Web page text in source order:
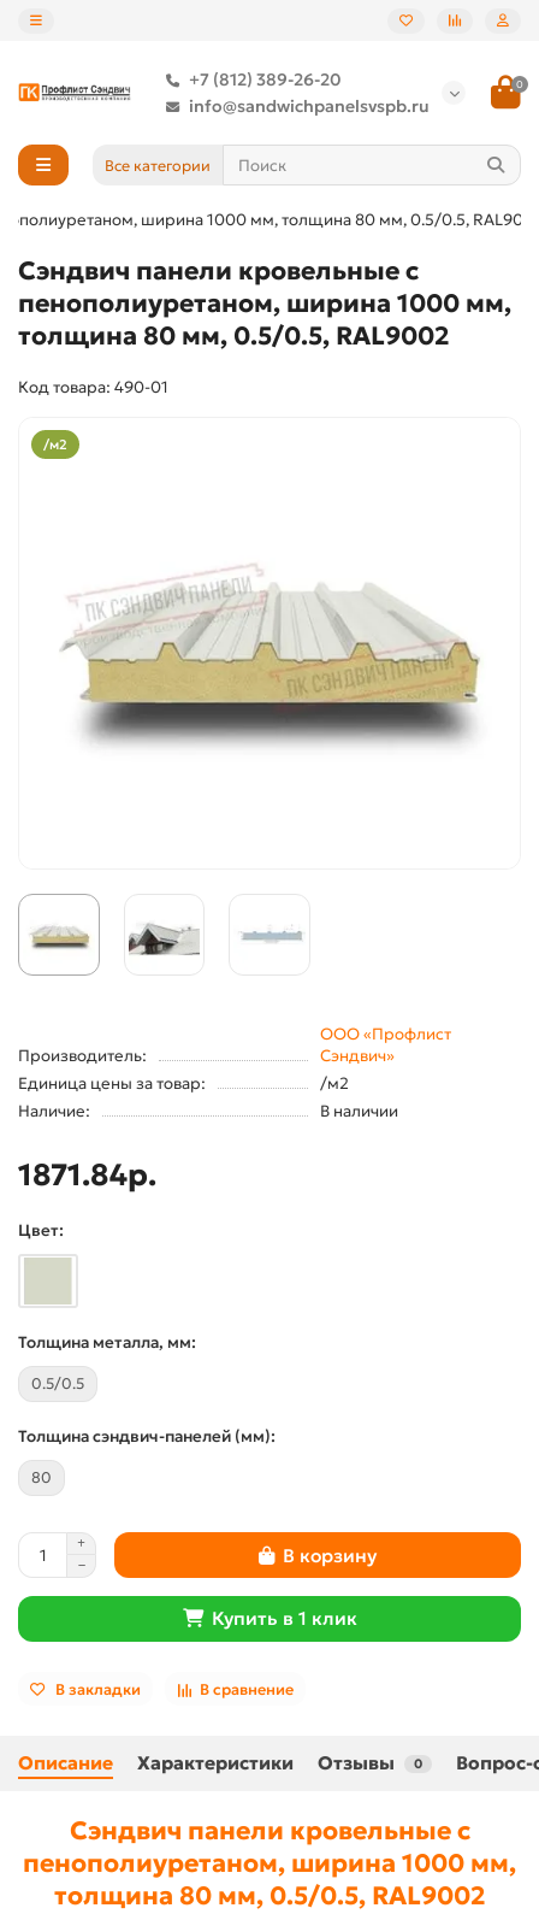
+7 (812) 389-26-20
info@sandwichpanelsvspb.ru
0
Все категории
ширина 1000 мм, толщина 80 мм, 0.5/0.5,
Сэндвич панели кровельные с
пенополиуретаном, ширина 1000 мм,
толщина 80 мм, 0.5/0.5, RAL9002
Код товара: 490-01
/м2
Производитель:
ООО «Профлист
Сэндвич»
Единица цены за товар:
/м2
Наличие:
В наличии
1871.84р.
Цвет:
Толщина металла, мм:
0.5/0.5
Толщина сэндвич-панелей (мм):
80
В корзину
Купить в 1 клик
В закладки В сравнение
Описание Характеристики Отзывы 0 Вопрос-
Сэндвич панели кровельные с
пенополиуретаном, ширина 1000 мм,
толщина 80 мм, 0.5/0.5, RAL9002